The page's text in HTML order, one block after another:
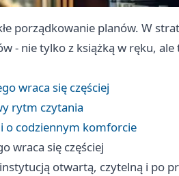
porządkowanie planów. W
- nie tylko z książką w ręku, ale
wraca się częściej
rytm czytania
o codziennym komforcie
wraca się częściej
otwartą, czytelną i po